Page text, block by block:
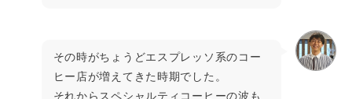
その時がちょうどエスプレッソ系のコー
ヒー店が増えてきた時期でした。
それからスペシャルティコーヒーの波も